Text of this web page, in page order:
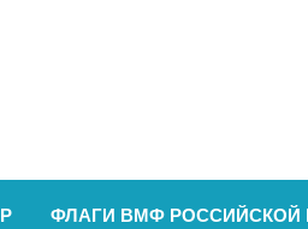
ФЛАГИ ВМФ РОССИЙСКОЙ